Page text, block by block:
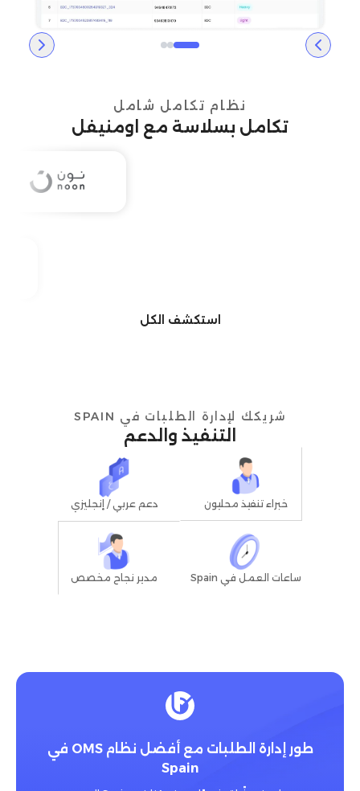
نظام تكامل شامل
تكامل بسلاسة مع اومنيفل
استكشف الكل
شريكك لإدارة الطلبات في SPAIN
التنفيذ والدعم
خبراء تنفيذ محليون دعم عربي / إنجليزي
ساعات العمل في Spain مدير نجاح مخصص
طور إدارة الطلبات مع أفضل نظام OMS في
Spain